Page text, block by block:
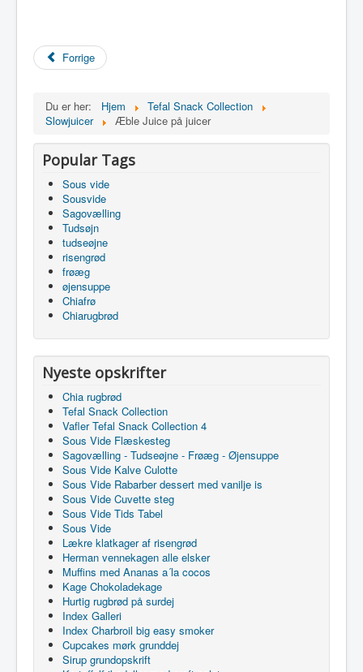
Forrige
Du er her: Hjem
Tefal Snack Collection
Slowjuicer
Æble Juice på juicer
Popular Tags
Sous vide
Sousvide
Sagovælling
Tudsøjn
tudseøjne
risengrød
frøæg
øjensuppe
Chiafrø
Chiarugbrød
Nyeste opskrifter
Chia rugbrød
Tefal Snack Collection
Vafler Tefal Snack Collection 4
Sous Vide Flæskesteg
Sagovælling - Tudseøjne - Frøæg - Øjensuppe
Sous Vide Kalve Culotte
Sous Vide Rabarber dessert med vanilje is
Sous Vide Cuvette steg
Sous Vide Tids Tabel
Sous Vide
Lækre klatkager af risengrød
Herman vennekagen alle elsker
Muffins med Ananas a´la cocos
Kage Chokoladekage
Hurtig rugbrød på surdej
Index Galleri
Index Charbroil big easy smoker
Cupcakes mørk grunddej
Sirup grundopskrift